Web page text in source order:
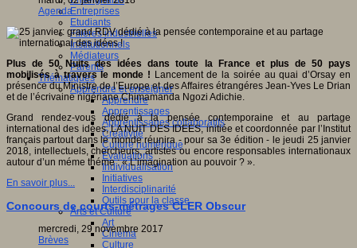
Entreprises
Etudiants
Filières industrielles
Institutionnels
Médiateurs
Parents
Thématiques
Apprendre et enseigner
Apprendre
Apprentissages
Apprentissages collaboratifs
Créativité
Culture numérique
Evaluations
Individualisation
Initiatives
Interdisciplinarité
Outils pour la classe
Arts et Culture
Art
Cinéma
Culture
Agenda
Plus de 50 Nuits des idées dans toute la France et plus de 50 pays
mobilisés à travers le monde ! Lancement de la soirée au quai d’Orsay en
présence du Ministre de l’Europe et des Affaires étrangéres Jean-Yves Le Drian
et de l’écrivaine nigériane Chimamanda Ngozi Adichie.
Grand rendez-vous dédié à la pensée contemporaine et au partage
international des idées, LA NUIT DES IDEES, initiée et coordonnée par l’Institut
français partout dans le monde réunira - pour sa 3e édition - le jeudi 25 janvier
2018, intellectuels, chercheurs, artistes ou encore responsables internationaux
autour d’un méme théme : « L’imagination au pouvoir ? ».
En savoir plus...
Concours de courts-métrages CLER Obscur
mercredi, 29 novembre 2017
Brèves